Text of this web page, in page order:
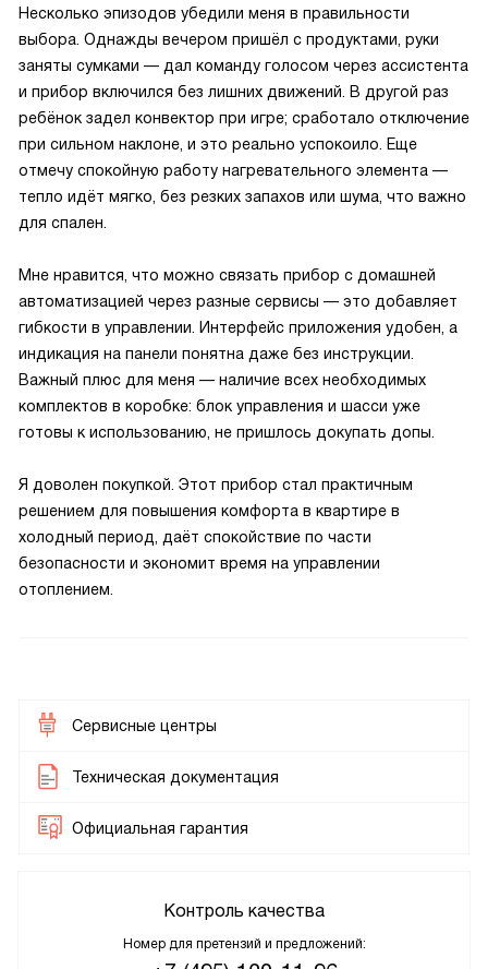
Несколько эпизодов убедили меня в правильности
выбора. Однажды вечером пришёл с продуктами, руки
заняты сумками — дал команду голосом через ассистента
и прибор включился без лишних движений. В другой раз
ребёнок задел конвектор при игре; сработало отключение
при сильном наклоне, и это реально успокоило. Еще
отмечу спокойную работу нагревательного элемента —
тепло идёт мягко, без резких запахов или шума, что важно
для спален.
Мне нравится, что можно связать прибор с домашней
автоматизацией через разные сервисы — это добавляет
гибкости в управлении. Интерфейс приложения удобен, а
индикация на панели понятна даже без инструкции.
Важный плюс для меня — наличие всех необходимых
комплектов в коробке: блок управления и шасси уже
готовы к использованию, не пришлось докупать допы.
Я доволен покупкой. Этот прибор стал практичным
решением для повышения комфорта в квартире в
холодный период, даёт спокойствие по части
безопасности и экономит время на управлении
отоплением.
Сервисные центры
Техническая документация
Официальная гарантия
Контроль качества
Номер для претензий и предложений: